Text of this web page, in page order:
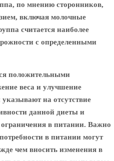
по мнению сторонников,
включая молочные
считается наиболее
с определенными
положительными
веса и улучшение
на отсутствие
данной диеты и
ограничения в питании. Важно
в питании могут
чем вносить изменения в